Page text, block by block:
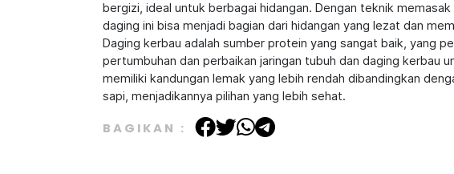
bergizi, ideal untuk berbagai hidangan. Dengan teknik
daging ini bisa menjadi bagian dari hidangan yang lezat dan
Daging kerbau adalah sumber protein yang sangat baik, yang
pertumbuhan dan perbaikan jaringan tubuh dan daging kerbau
memiliki kandungan lemak yang lebih rendah dibandingkan
sapi, menjadikannya pilihan yang lebih sehat.
BAGIKAN :